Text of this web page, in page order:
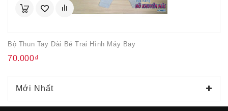
Bộ Thun Tay Dài Bé Trai Hình Máy Bay
70.000₫
Mới Nhất